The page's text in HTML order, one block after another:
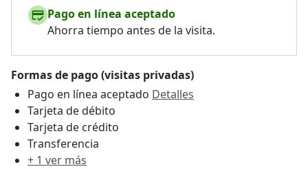
Pago en línea aceptado
Ahorra tiempo antes de la visita.
Formas de pago (visitas privadas)
Pago en línea aceptado Detalles
Tarjeta de débito
Tarjeta de crédito
Transferencia
+ 1 ver más